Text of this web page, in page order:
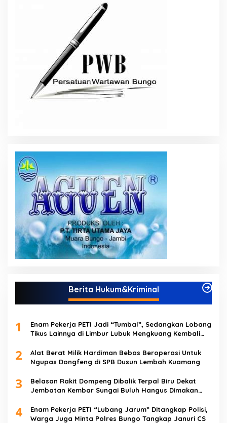
Berita Hukum&Kriminal
1
Enam Pekerja PETI Jadi “Tumbal”, Sedangkan Lobang
Tikus Lainnya di Limbur Lubuk Mengkuang Kembali
2
Alat Berat Milik Hardiman Bebas Beroperasi Untuk
Ngupas Dongfeng di SPB Dusun Lembah Kuamang
3
Belasan Rakit Dompeng Dibalik Terpal Biru Dekat
Jembatan Kembar Sungai Buluh Hangus Dimakan
4
Enam Pekerja PETI “Lubang Jarum” Ditangkap Polisi,
Warga Juga Minta Polres Bungo Tangkap Januri CS